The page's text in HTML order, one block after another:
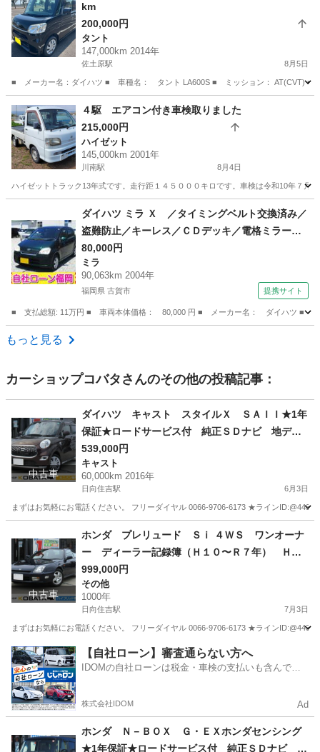
km
200,000円
タント
147,000km 2014年
佐土原駅 8月5日
■ メーカー名：ダイハツ ■ 車種名： タント LA600S ■ ミッション： AT(CVT)
宮崎 児湯郡 佐土原駅 タント ミッション
４駆 エアコン付き車検取りました
215,000円
ハイゼット
145,000km 2001年
川南駅 8月4日
ハイゼットトラック13年式です。走行距１４５０００キロです。車検は令和10年７
川南駅 ハイゼット トラック
ダイハツ ミラ Ｘ ／タイミングベルト交換済み／
盗難防止／キーレス／ＣＤデッキ／電格ミラー
（検9.8）
80,000円
ミラ
90,063km 2004年
福岡県 古賀市 提携サイト
■ 支払総額: 11万円 ■ 車両本体価格： 80,000 円 ■ メーカー名： ダイハツ ■ 車
福岡 古賀市
もっと見る
カーショップコバタ さんのその他の投稿記事：
中古車
ダイハツ キャスト スタイルＸ ＳＡＩＩ★1年
保証★ロードサービス付 純正ＳＤナビ 地デ
ジ バックカメラ Ｂｌｕｅｔｏｏｔｈ ＣＤ／
ＤＶＤ再生 ＥＴＣ ドライブレコーダー エコ
アイドル オートエアコン スマートキー レザ
539,000円
キャスト
60,000km 2016年
日向住吉駅 6月3日
まずはお気軽にお電話ください。 フリーダイヤル 0066-9706-6173 ★ライン
日向住吉駅 キャスト Bluetooth
中古車
ホンダ プレリュード Ｓｉ ４ＷＳ ワンオーナ
ー ディーラー記録簿（Ｈ１０〜Ｒ７年） Ｈ２
２年８月５３，３１３ｋｍ時メーター交換（ディ
ーラー印が無い為改ざん） 現メーター４１，０
４０ｋｍ ＣＤオーディオ コーナーポール １
999,000円
その他
1000年
日向住吉駅 7月3日
まずはお気軽にお電話ください。 フリーダイヤル 0066-9706-6173 ★ライン
宮崎 宮崎市 日向住吉駅 その他 プレリュード
【自社ローン】審査通らない方へ
IDOMの自社ローンは税金・車検の支払いも含んでい
株式会社IDOM Ad
ホンダ Ｎ－ＢＯＸ Ｇ・ＥＸホンダセンシング
★1年保証★ロードサービス付 純正ＳＤナビ 地